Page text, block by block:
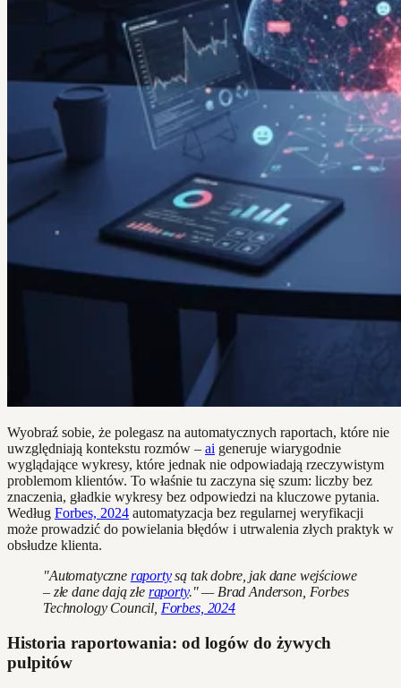
Wyobraź sobie, że polegasz na automatycznych raportach, które nie
uwzględniają kontekstu rozmów – ai generuje wiarygodnie
wyglądające wykresy, które jednak nie odpowiadają rzeczywistym
problemom klientów. To właśnie tu zaczyna się szum: liczby bez
znaczenia, gładkie wykresy bez odpowiedzi na kluczowe pytania.
Według Forbes, 2024 automatyzacja bez regularnej weryfikacji
może prowadzić do powielania błędów i utrwalenia złych praktyk w
obsłudze klienta.
"Automatyczne raportysą tak dobre, jak dane wejściowe
– złe dane dają złe raporty." — Brad Anderson, Forbes
Technology Council, Forbes, 2024
Historia raportowania: od logów do żywych
pulpitów